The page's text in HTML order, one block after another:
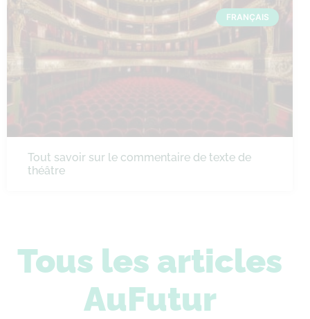
FRANÇAIS
Tout savoir sur le commentaire de texte de
théâtre
Tous les articles
AuFutur